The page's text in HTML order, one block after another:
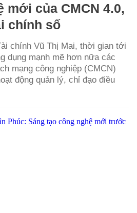
mới của CMCN 4.0,
chính số
chính Vũ Thị Mai, thời gian tới
dụng mạnh mẽ hơn nữa các
mạng công nghiệp (CMCN)
động quản lý, chỉ đạo điều